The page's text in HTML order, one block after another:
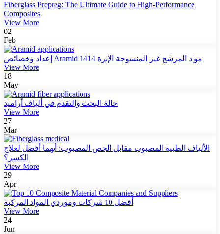
Fiberglass Prepreg: The Ultimate Guide to High-Performance
Composites
View More
02
Feb
إعداد وخصائص Aramid 1414 مواد المرشح غير المنسوجة الإبرة
View More
18
May
حالة البحث والتقدم في ألياف أراميد
View More
27
Mar
الألياف الطبية المصبوب مقابل الجص المصبوب: أيهما أفضل لعلاج
الكسر؟
View More
29
Apr
أفضل 10 شركات وموردي المواد المركبة
View More
24
Jun